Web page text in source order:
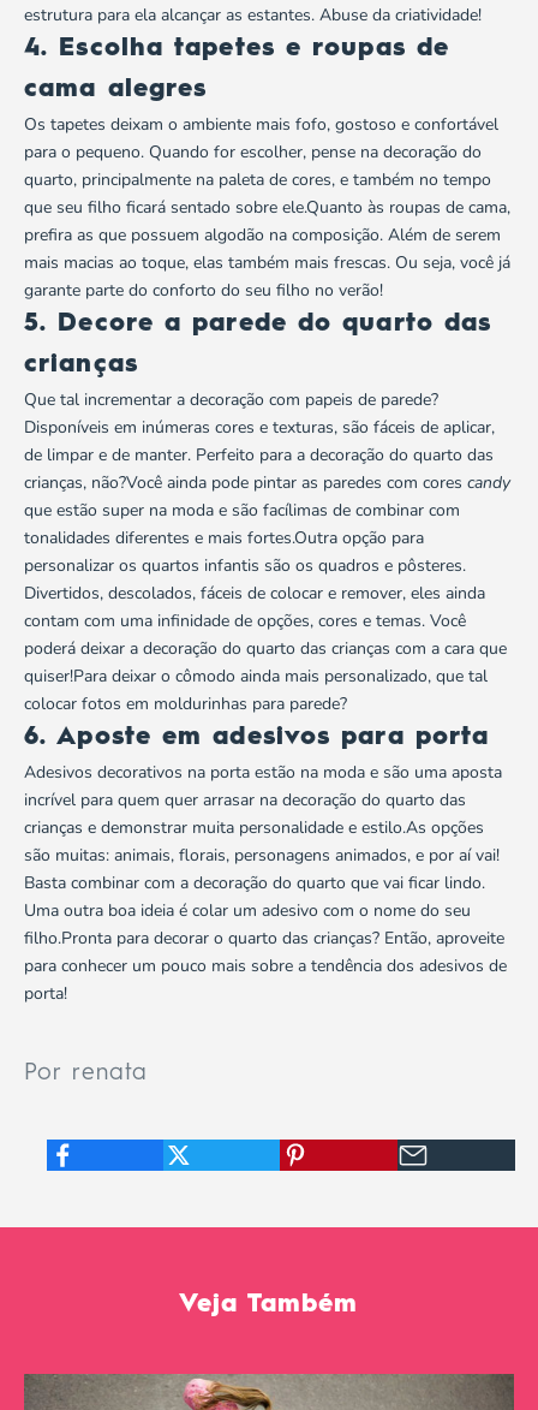
estrutura para ela alcançar as estantes. Abuse da criatividade!
4. Escolha tapetes e roupas de
cama alegres
Os tapetes deixam o ambiente mais fofo, gostoso e confortável
para o pequeno. Quando for escolher, pense na decoração do
quarto, principalmente na paleta de cores, e também no tempo
que seu filho ficará sentado sobre ele.Quanto às roupas de cama,
prefira as que possuem algodão na composição. Além de serem
mais macias ao toque, elas também mais frescas. Ou seja, você já
garante parte do conforto do seu filho no verão!
5. Decore a parede do quarto das
crianças
Que tal incrementar a decoração com papeis de parede?
Disponíveis em inúmeras cores e texturas, são fáceis de aplicar,
de limpar e de manter. Perfeito para a decoração do quarto das
crianças, não?Você ainda pode pintar as paredes com cores candy
que estão super na moda e são facílimas de combinar com
tonalidades diferentes e mais fortes.Outra opção para
personalizar os quartos infantis são os quadros e pôsteres.
Divertidos, descolados, fáceis de colocar e remover, eles ainda
contam com uma infinidade de opções, cores e temas. Você
poderá deixar a decoração do quarto das crianças com a cara que
quiser!Para deixar o cômodo ainda mais personalizado, que tal
colocar fotos em moldurinhas para parede?
6. Aposte em adesivos para porta
Adesivos decorativos na porta estão na moda e são uma aposta
incrível para quem quer arrasar na decoração do quarto das
crianças e demonstrar muita personalidade e estilo.As opções
são muitas: animais, florais, personagens animados, e por aí vai!
Basta combinar com a decoração do quarto que vai ficar lindo.
Uma outra boa ideia é colar um adesivo com o nome do seu
filho.Pronta para decorar o quarto das crianças? Então, aproveite
para conhecer um pouco mais sobre a tendência dos adesivos de
porta!
Por renata
Veja Também